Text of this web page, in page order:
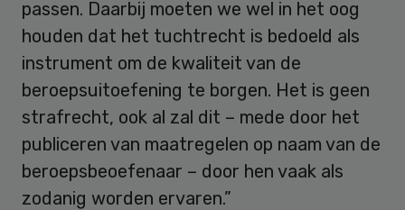
passen. Daarbij moeten we wel in het oog
houden dat het tuchtrecht is bedoeld als
instrument om de kwaliteit van de
beroepsuitoefening te borgen. Het is geen
strafrecht, ook al zal dit – mede door het
publiceren van maatregelen op naam van de
beroepsbeoefenaar – door hen vaak als
zodanig worden ervaren.”